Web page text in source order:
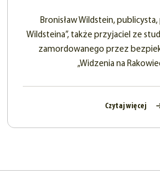
Bronisław Wildstein,
Wildsteina”, także przyjaciel ze
zamordowanego przez
„Widzenia na
Czytaj więcej